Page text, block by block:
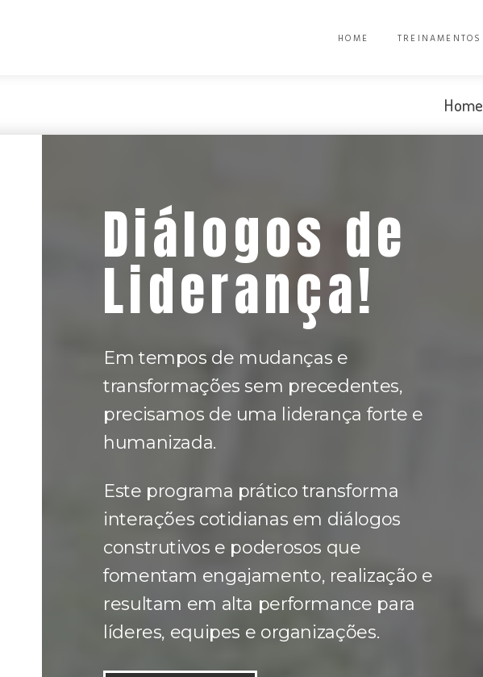
HOME TREINAMENTOS
Home
Diálogos de
Liderança!
Em tempos de mudanças e
transformações sem precedentes,
precisamos de uma liderança forte e
humanizada.
Este programa prático transforma
interações cotidianas em diálogos
construtivos e poderosos que
fomentam engajamento, realização e
resultam em alta performance para
líderes, equipes e organizações.